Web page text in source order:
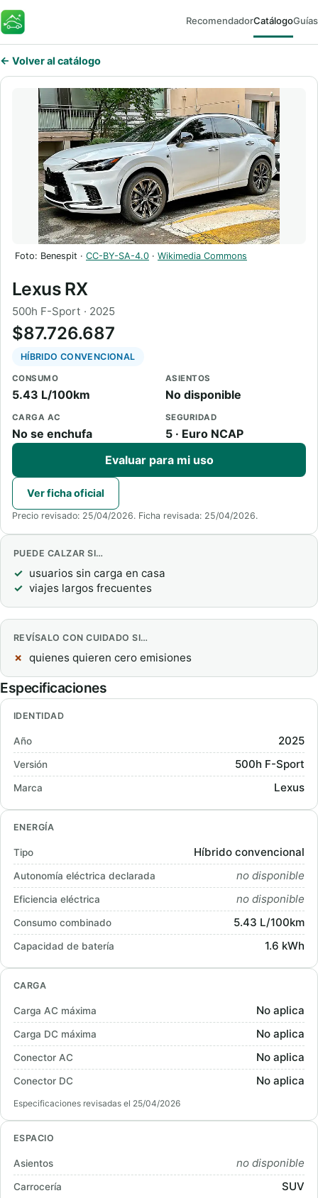
FaroEV RecomendadorCatálogoGuías
← Volver al catálogo
Foto: Benespit · CC-BY-SA-4.0 · Wikimedia Commons
Lexus RX
500h F-Sport · 2025
$87.726.687
HÍBRIDO CONVENCIONAL
CONSUMO
5.43 L/100km
ASIENTOS
No disponible
CARGA AC
No se enchufa
SEGURIDAD
5 · Euro NCAP
Evaluar para mi uso
Ver ficha oficial
Precio revisado: 25/04/2026. Ficha revisada: 25/04/2026.
PUEDE CALZAR SI…
usuarios sin carga en casa
viajes largos frecuentes
REVÍSALO CON CUIDADO SI…
quienes quieren cero emisiones
Especificaciones
IDENTIDAD
Año 2025
Versión 500h F-Sport
Marca Lexus
ENERGÍA
Tipo Híbrido convencional
Autonomía eléctrica declarada no disponible
Eficiencia eléctrica no disponible
Consumo combinado 5.43 L/100km
Capacidad de batería 1.6 kWh
CARGA
Carga AC máxima No aplica
Carga DC máxima No aplica
Conector AC No aplica
Conector DC No aplica
Especificaciones revisadas el 25/04/2026
ESPACIO
Asientos no disponible
Carrocería SUV